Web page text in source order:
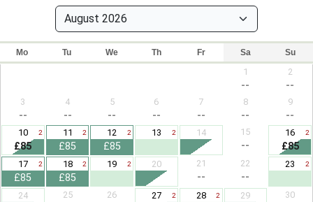
Mo Tu We Th Fr Sa Su
1
--
2
--
3
--
4
--
5
--
6
--
7
--
8
--
9
--
2
10
£85
2
11
£85
2
12
£85
2
13 14 15
--
2
16
£85
2
17
£85
2
18
£85
2
19 20 21
--
22
--
2
23
24 25 26 2
27 2
28 29 30